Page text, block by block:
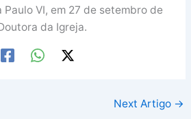
Paulo VI, em 27 de setembro de
da Igreja.
Next Artigo →